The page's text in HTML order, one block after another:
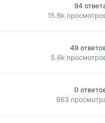
94
15.6k
49
5.6k
0
663